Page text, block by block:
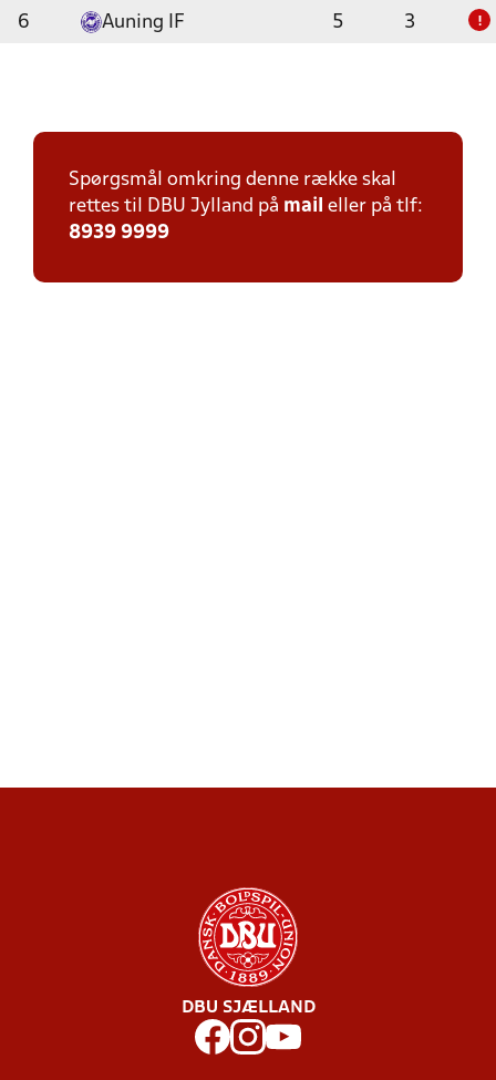
6 Auning IF 5 3 !
Spørgsmål omkring denne række skal
rettes til DBU Jylland på mail eller på tlf:
8939 9999
DBU SJÆLLAND